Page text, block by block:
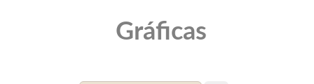
Gráficas